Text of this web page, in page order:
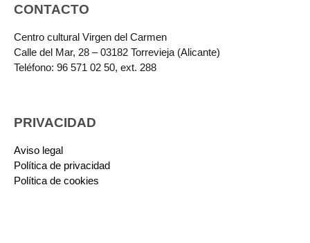
CONTACTO
Centro cultural Virgen del Carmen
Calle del Mar, 28 – 03182 Torrevieja (Alicante)
Teléfono: 96 571 02 50, ext. 288
PRIVACIDAD
Aviso legal
Política de privacidad
Política de cookies